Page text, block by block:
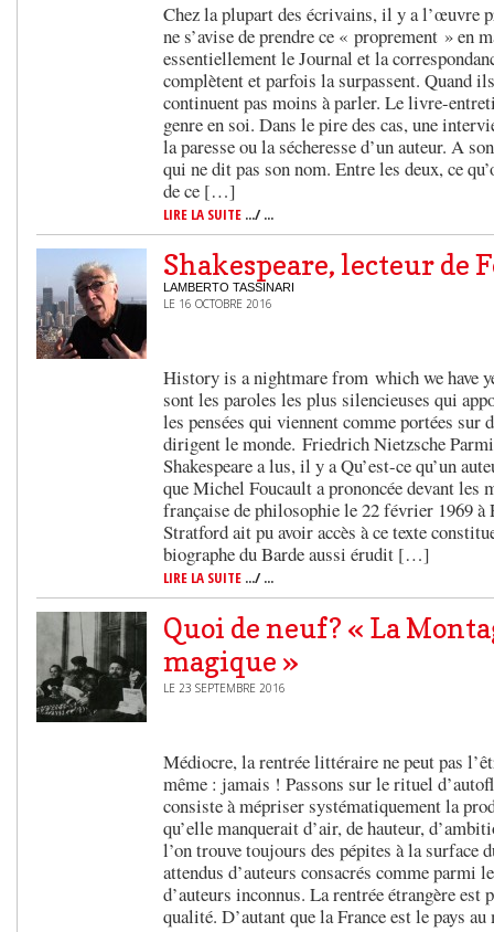
Chez la plupart des écrivains, il y a l’œuvre
ne s’avise de prendre ce « proprement » en
essentiellement le Journal et la
complètent et parfois la surpassent. Quand
continuent pas moins à parler. Le livre-
genre en soi. Dans le pire des cas, une
la paresse ou la sécheresse d’un auteur. A
qui ne dit pas son nom. Entre les deux, ce
de ce […]
LIRE LA SUITE .../ ...
Shakespeare, lecteur de
LAMBERTO TASSINARI
LE 16 OCTOBRE 2016
History is a nightmare from which we have
sont les paroles les plus silencieuses qui
les pensées qui viennent comme portées sur
dirigent le monde. Friedrich Nietzsche
Shakespeare a lus, il y a Qu’est-ce qu’un
que Michel Foucault a prononcée devant les
française de philosophie le 22 février 1969 à
Stratford ait pu avoir accès à ce texte
biographe du Barde aussi érudit […]
LIRE LA SUITE .../ ...
Quoi de neuf? « La
magique »
LE 23 SEPTEMBRE 2016
Médiocre, la rentrée littéraire ne peut pas
même : jamais ! Passons sur le rituel
consiste à mépriser systématiquement la
qu’elle manquerait d’air, de hauteur,
l’on trouve toujours des pépites à la surface
attendus d’auteurs consacrés comme parmi
d’auteurs inconnus. La rentrée étrangère est
qualité. D’autant que la France est le pays